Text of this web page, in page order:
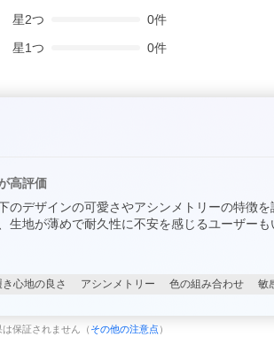
星2つ 0件
星1つ 0件
高評価
のデザインの可愛さやアシンメトリーの特徴
生地が薄めで耐久性に不安を感じるユーザーも
き心地の良さ アシンメトリー 色の組み合わせ 敏
保証されません（ その他の注意点 ）